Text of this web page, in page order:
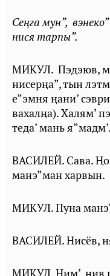
Сеңга мун”,
нися тарпы”.
МИКУЛ. Пэдэюв,
нисерӊа”, тын
е”эмня ӊани’
вахалңа). Халям’
теда’ мань
ВАСИЛЕЙ. Сава.
манэ”ман харвын.
МИКУЛ. Пуна
ВАСИЛЕЙ. Нисёв,